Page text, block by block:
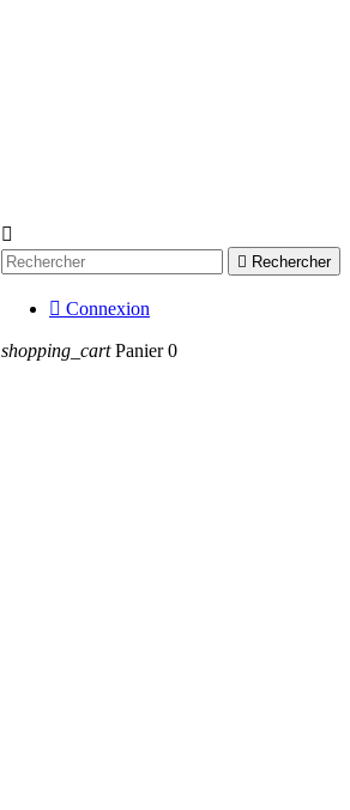

 Rechercher
 Connexion
shopping_cart Panier 0